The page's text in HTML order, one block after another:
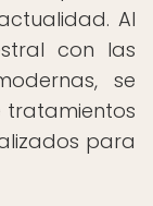
Al
con las
se
para